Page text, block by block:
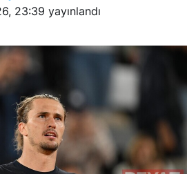
23:39 yayınlandı